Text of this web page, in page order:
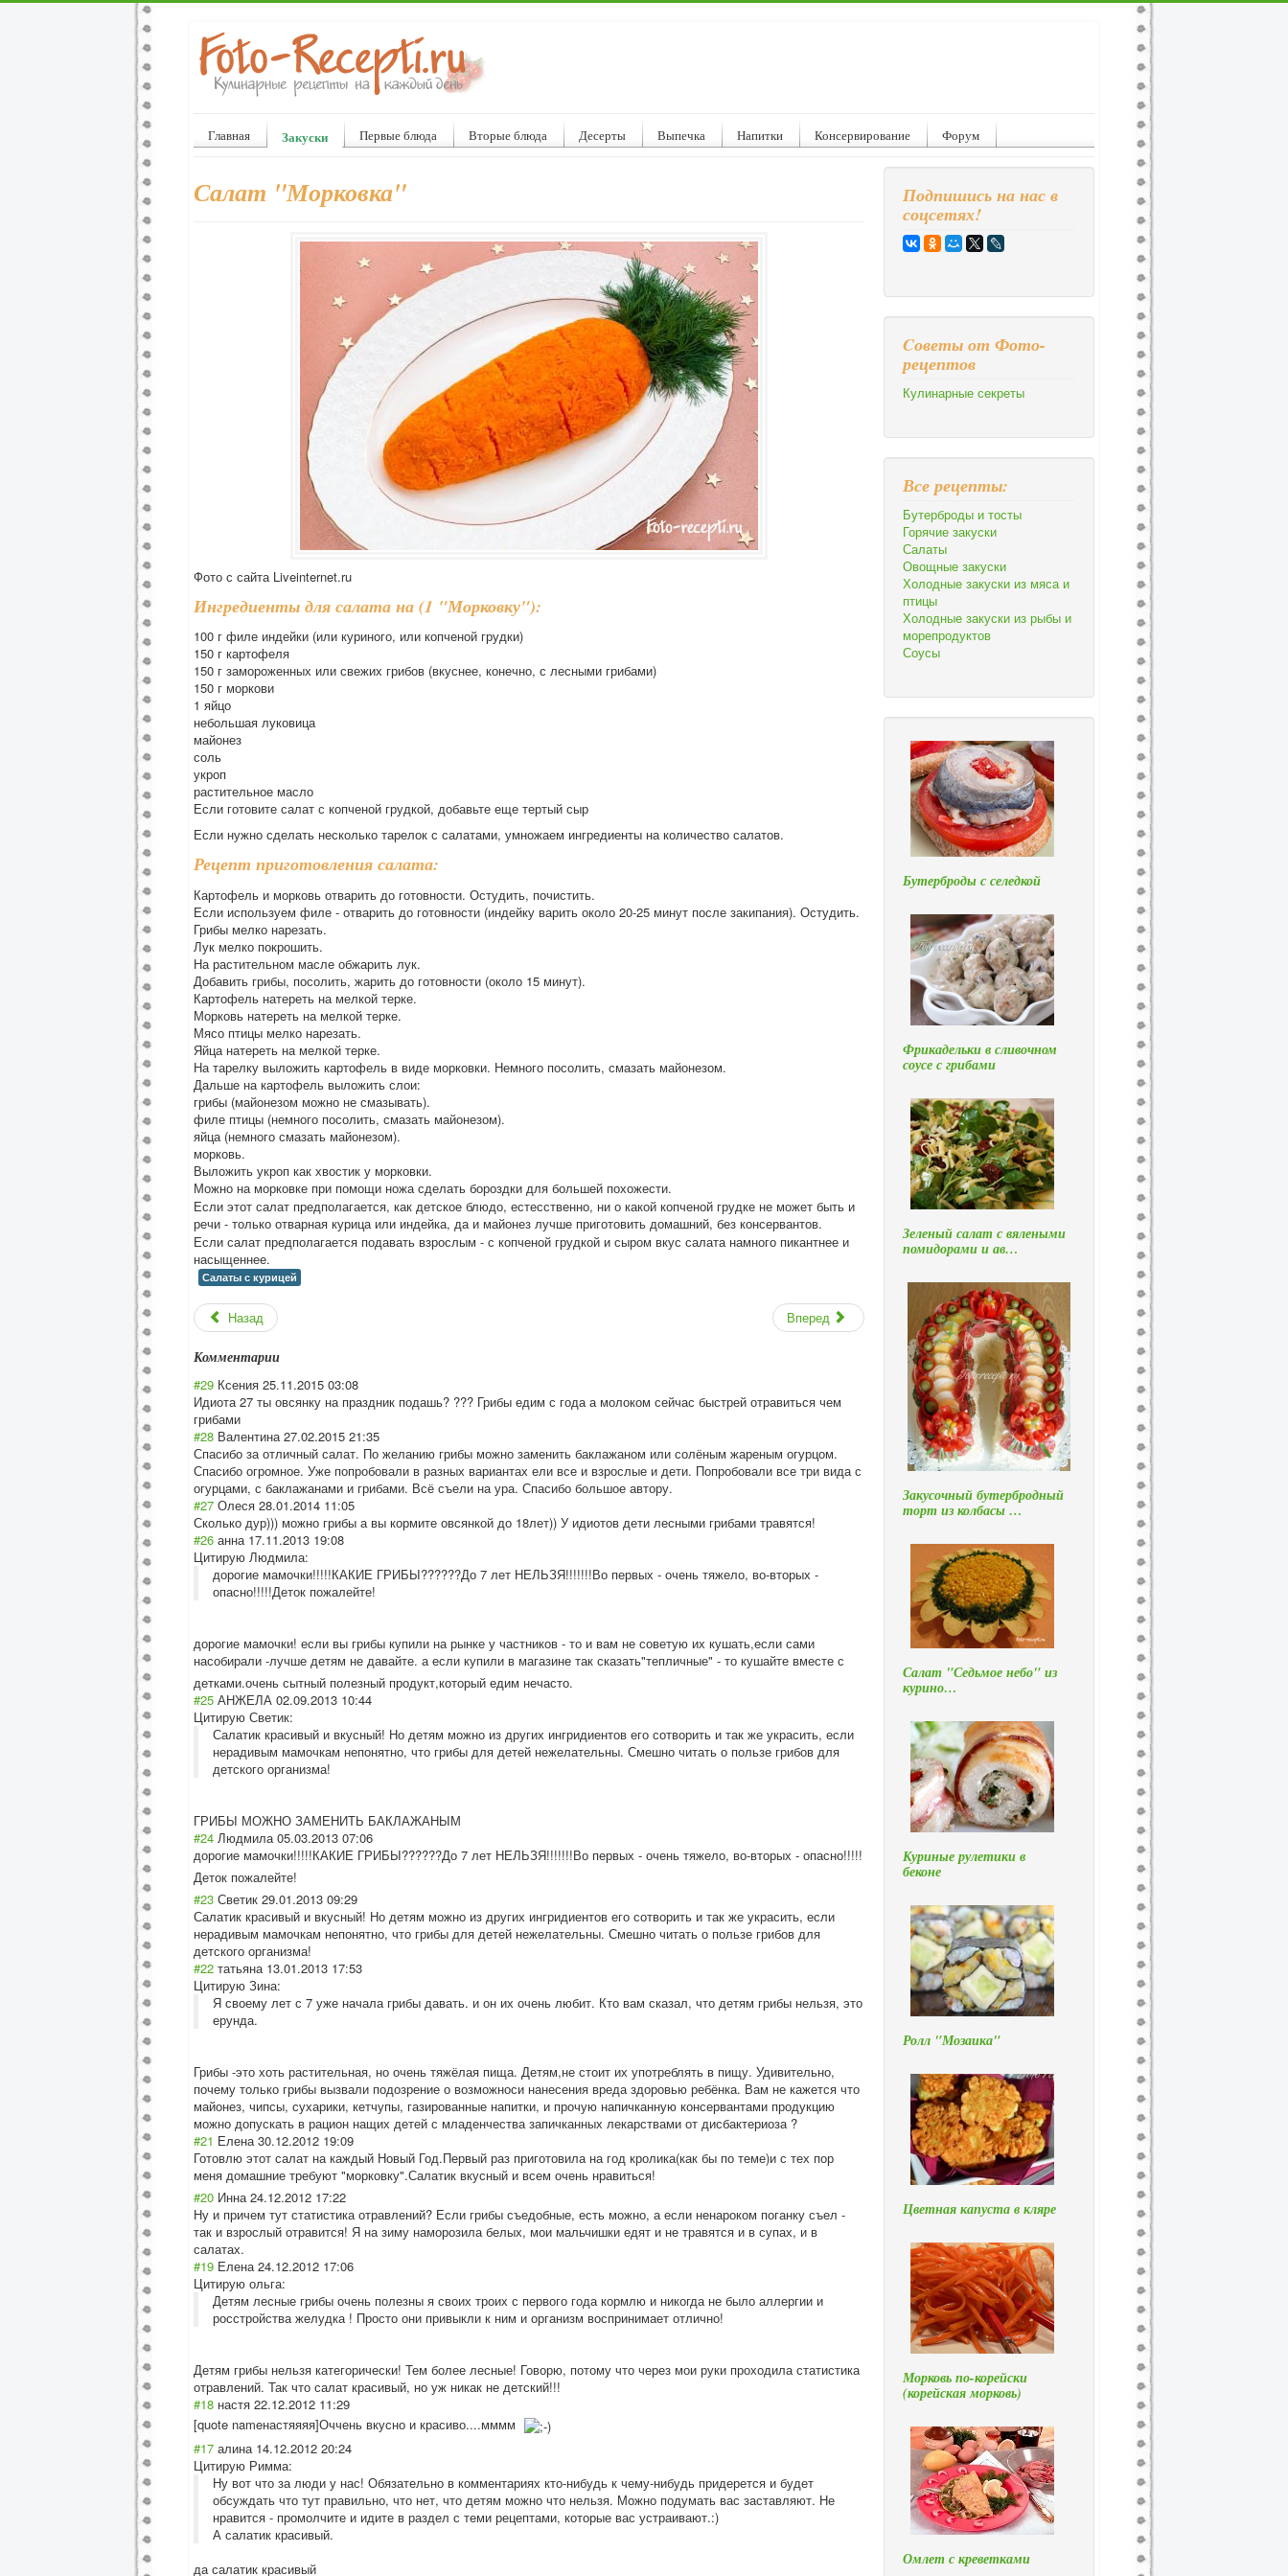
Главная Закуски Первые блюда Вторые блюда Десерты Выпечка Напитки Консервирование Форум
Салат "Морковка"
Фото с сайта Liveinternet.ru
Ингредиенты для салата на (1 "Морковку"):
100 г филе индейки (или куриного, или копченой грудки)
150 г картофеля
150 г замороженных или свежих грибов (вкуснее, конечно, с лесными грибами)
150 г моркови
1 яйцо
небольшая луковица
майонез
соль
укроп
растительное масло
Если готовите салат с копченой грудкой, добавьте еще тертый сыр
Если нужно сделать несколько тарелок с салатами, умножаем ингредиенты на количество салатов.
Рецепт приготовления салата:
Картофель и морковь отварить до готовности. Остудить, почистить.
Если используем филе - отварить до готовности (индейку варить около 20-25 минут после закипания). Остудить.
Грибы мелко нарезать.
Лук мелко покрошить.
На растительном масле обжарить лук.
Добавить грибы, посолить, жарить до готовности (около 15 минут).
Картофель натереть на мелкой терке.
Морковь натереть на мелкой терке.
Мясо птицы мелко нарезать.
Яйца натереть на мелкой терке.
На тарелку выложить картофель в виде морковки. Немного посолить, смазать майонезом.
Дальше на картофель выложить слои:
грибы (майонезом можно не смазывать).
филе птицы (немного посолить, смазать майонезом).
яйца (немного смазать майонезом).
морковь.
Выложить укроп как хвостик у морковки.
Можно на морковке при помощи ножа сделать бороздки для большей похожести.
Если этот салат предполагается, как детское блюдо, естесственно, ни о какой копченой грудке не может быть и
речи - только отварная курица или индейка, да и майонез лучше приготовить домашний, без консервантов.
Если салат предполагается подавать взрослым - с копченой грудкой и сыром вкус салата намного пикантнее и
насыщеннее.
Салаты с курицей
Назад Вперед
Комментарии
#29 Ксения 25.11.2015 03:08
Идиота 27 ты овсянку на праздник подашь? ??? Грибы едим с года а молоком сейчас быстрей отравиться чем
грибами
#28 Валентина 27.02.2015 21:35
Спасибо за отличный салат. По желанию грибы можно заменить баклажаном или солёным жареным огурцом.
Спасибо огромное. Уже попробовали в разных вариантах ели все и взрослые и дети. Попробовали все три вида с
огурцами, с баклажанами и грибами. Всё съели на ура. Спасибо большое автору.
#27 Олеся 28.01.2014 11:05
Сколько дур))) можно грибы а вы кормите овсянкой до 18лет)) У идиотов дети лесными грибами травятся!
#26 анна 17.11.2013 19:08
Цитирую Людмила:
дорогие мамочки!!!!!КАКИЕ ГРИБЫ??????До 7 лет НЕЛЬЗЯ!!!!!!!Во первых - очень тяжело, во-вторых -
опасно!!!!!Деток пожалейте!
дорогие мамочки! если вы грибы купили на рынке у частников - то и вам не советую их кушать,если сами
насобирали -лучше детям не давайте. а если купили в магазине так сказать"тепличные" - то кушайте вместе с
детками.очень сытный полезный продукт,который едим нечасто.
#25 АНЖЕЛА 02.09.2013 10:44
Цитирую Светик:
Салатик красивый и вкусный! Но детям можно из других ингридиентов его сотворить и так же украсить, если
нерадивым мамочкам непонятно, что грибы для детей нежелательны. Смешно читать о пользе грибов для
детского организма!
ГРИБЫ МОЖНО ЗАМЕНИТЬ БАКЛАЖАНЫМ
#24 Людмила 05.03.2013 07:06
дорогие мамочки!!!!!КАКИЕ ГРИБЫ??????До 7 лет НЕЛЬЗЯ!!!!!!!Во первых - очень тяжело, во-вторых - опасно!!!!!
Деток пожалейте!
#23 Светик 29.01.2013 09:29
Салатик красивый и вкусный! Но детям можно из других ингридиентов его сотворить и так же украсить, если
нерадивым мамочкам непонятно, что грибы для детей нежелательны. Смешно читать о пользе грибов для
детского организма!
#22 татьяна 13.01.2013 17:53
Цитирую Зина:
Я своему лет с 7 уже начала грибы давать. и он их очень любит. Кто вам сказал, что детям грибы нельзя, это
ерунда.
Грибы -это хоть растительная, но очень тяжёлая пища. Детям,не стоит их употреблять в пищу. Удивительно,
почему только грибы вызвали подозрение о возможноси нанесения вреда здоровью ребёнка. Вам не кажется что
майонез, чипсы, сухарики, кетчупы, газированные напитки, и прочую напичканную консервантами продукцию
можно допускать в рацион нащих детей с младенчества запичканных лекарствами от дисбактериоза ?
#21 Елена 30.12.2012 19:09
Готовлю этот салат на каждый Новый Год.Первый раз приготовила на год кролика(как бы по теме)и с тех пор
меня домашние требуют "морковку".Салатик вкусный и всем очень нравиться!
#20 Инна 24.12.2012 17:22
Ну и причем тут статистика отравлений? Если грибы съедобные, есть можно, а если ненароком поганку съел -
так и взрослый отравится! Я на зиму наморозила белых, мои мальчишки едят и не травятся и в супах, и в
салатах.
#19 Елена 24.12.2012 17:06
Цитирую ольга:
Детям лесные грибы очень полезны я своих троих с первого года кормлю и никогда не было аллергии и
росстройства желудка ! Просто они привыкли к ним и организм воспринимает отлично!
Детям грибы нельзя категорически! Тем более лесные! Говорю, потому что через мои руки проходила статистика
отравлений. Так что салат красивый, но уж никак не детский!!!
#18 настя 22.12.2012 11:29
[quote nameнастяяяя]Оччень вкусно и красиво....мммм
#17 алина 14.12.2012 20:24
Цитирую Римма:
Ну вот что за люди у нас! Обязательно в комментариях кто-нибудь к чему-нибудь придерется и будет
обсуждать что тут правильно, что нет, что детям можно что нельзя. Можно подумать вас заставляют. Не
нравится - промолчите и идите в раздел с теми рецептами, которые вас устраивают.:)
А салатик красивый.
да салатик красивый
Подпишись на нас в
соцсетях!
Cоветы от Фото-
рецептов
Кулинарные секреты
Все рецепты:
Бутерброды и тосты
Горячие закуски
Салаты
Овощные закуски
Холодные закуски из мяса и
птицы
Холодные закуски из рыбы и
морепродуктов
Соусы
Бутерброды с селедкой
Фрикадельки в сливочном
соусе с грибами
Зеленый салат с вялеными
помидорами и ав…
Закусочный бутербродный
торт из колбасы …
Салат "Седьмое небо" из
курино…
Куриные рулетики в
беконе
Ролл "Мозаика"
Цветная капуста в кляре
Морковь по-корейски
(корейская морковь)
Омлет с креветками